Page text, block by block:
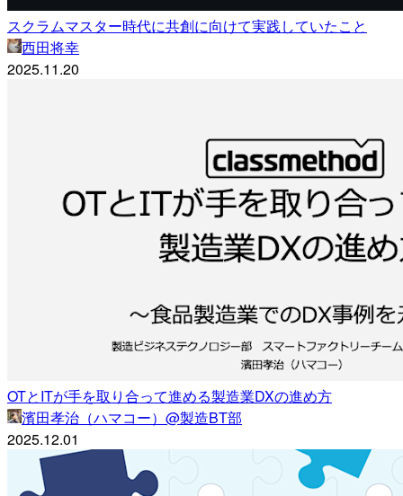
スクラムマスター時代に共創に向けて実践していたこと
西田将幸
2025.11.20
OTとITが手を取り合って進める製造業DXの進め方
濱田孝治（ハマコー）@製造BT部
2025.12.01